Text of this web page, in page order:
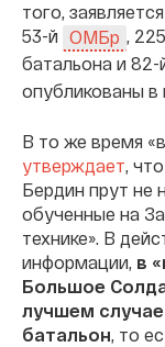
того,
53-й ОМБр ,
батальона и 82-
опубликованы в
В то же время
утверждает,
Бердин прут не
обученные на
технике». В
информации, в
Большое
лучшем
батальон, то